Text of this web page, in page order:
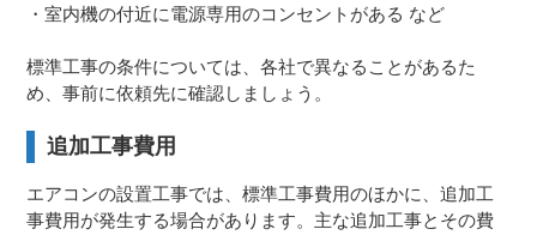
・室内機の付近に電源専用のコンセントがある など
標準工事の条件については、各社で異なることがあるた
め、事前に依頼先に確認しましょう。
追加工事費用
エアコンの設置工事では、標準工事費用のほかに、追加工
事費用が発生する場合があります。主な追加工事とその費